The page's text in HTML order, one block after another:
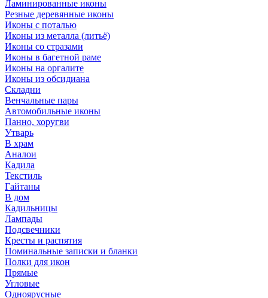
Ламинированные иконы
Резные деревянные иконы
Иконы с поталью
Иконы из металла (литьё)
Иконы со стразами
Иконы в багетной раме
Иконы на оргалите
Иконы из обсидиана
Складни
Венчальные пары
Автомобильные иконы
Панно, хоругви
Утварь
В храм
Аналои
Кадила
Текстиль
Гайтаны
В дом
Кадильницы
Лампады
Подсвечники
Кресты и распятия
Поминальные записки и бланки
Полки для икон
Прямые
Угловые
Одноярусные